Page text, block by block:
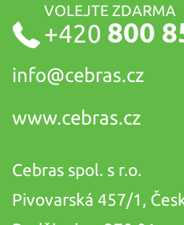
VOLEJTE ZDARMA
+420 800
info@cebras.cz
www.cebras.cz
Cebras spol. s r.o.
Pivovarská 457/1,